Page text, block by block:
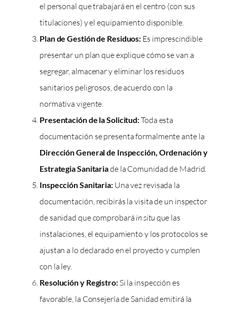
el personal que trabajará en el centro (con sus
titulaciones) y el equipamiento disponible.
Plan de Gestión de Residuos: Es imprescindible
presentar un plan que explique cómo se van a
segregar, almacenar y eliminar los residuos
sanitarios peligrosos, de acuerdo con la
normativa vigente.
Presentación de la Solicitud:Toda esta
documentación se presenta formalmente ante la
Dirección General de Inspección, Ordenación y
Estrategia Sanitariade la Comunidad de Madrid.
Inspección Sanitaria:Una vez revisada la
documentación, recibirás la visita de un inspector
de sanidad que comprobará in situque las
instalaciones, el equipamiento y los protocolos se
ajustan a lo declarado en el proyecto y cumplen
con la ley.
Resolución y Registro:Si la inspección es
favorable, la Consejería de Sanidad emitirá la